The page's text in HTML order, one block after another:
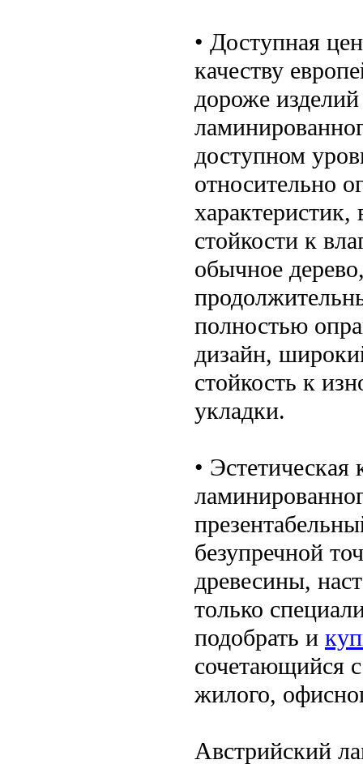
• Доступная
качеству
дороже
доступном
относительно
характеристик,
стойкости к
обычное
полностью
дизайн,
стойкость к
укладки.
•
безупречной
древесины,
только
подобрать и
сочетающийся
жилого,
Австрийский